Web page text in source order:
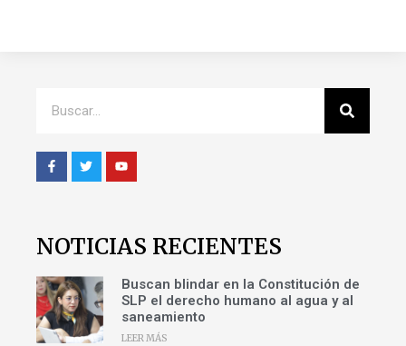
NOTICIAS RECIENTES
Buscan blindar en la Constitución de
SLP el derecho humano al agua y al
saneamiento
LEER MÁS